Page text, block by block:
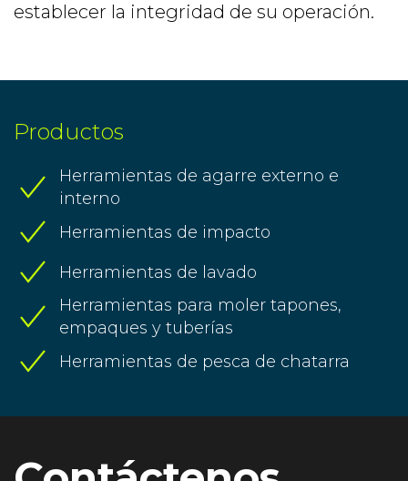
establecer la integridad de su operación.
Productos
Herramientas de agarre externo e
interno
Herramientas de impacto
Herramientas de lavado
Herramientas para moler tapones,
empaques y tuberías
Herramientas de pesca de chatarra